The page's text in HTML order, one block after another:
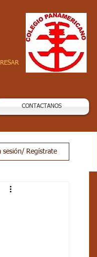
CONTACTANOS
sesión/ Regístrate